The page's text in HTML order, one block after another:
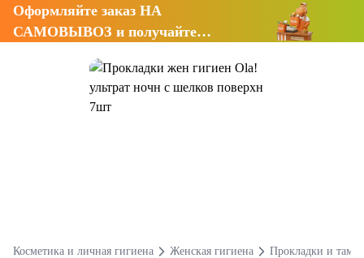
Оформляйте заказ НА
САМОВЫВОЗ и получайте
Косметика и личная гигиена Женская гигиена Прокладки и